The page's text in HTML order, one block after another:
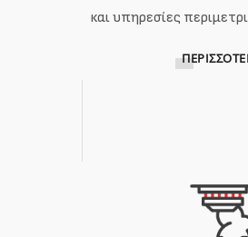
και υπηρεσίες